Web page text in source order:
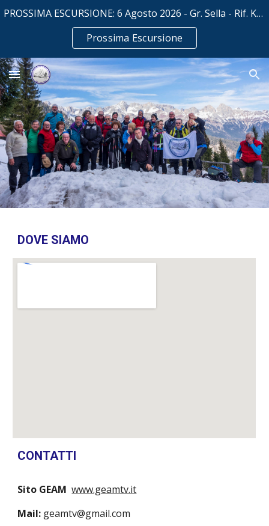
PROSSIMA ESCURSIONE: 6 Agosto 2026 - Gr. Sella - Rif. Kostner mt. 2500
Prossima Escursione
DOVE SIAMO
CONTATTI
Sito GEAM www.geamtv.it
Mail: geamtv@gmail.com